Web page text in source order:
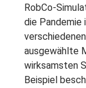
RobCo-
die
ausgewählte
wirksamsten
Beispiel